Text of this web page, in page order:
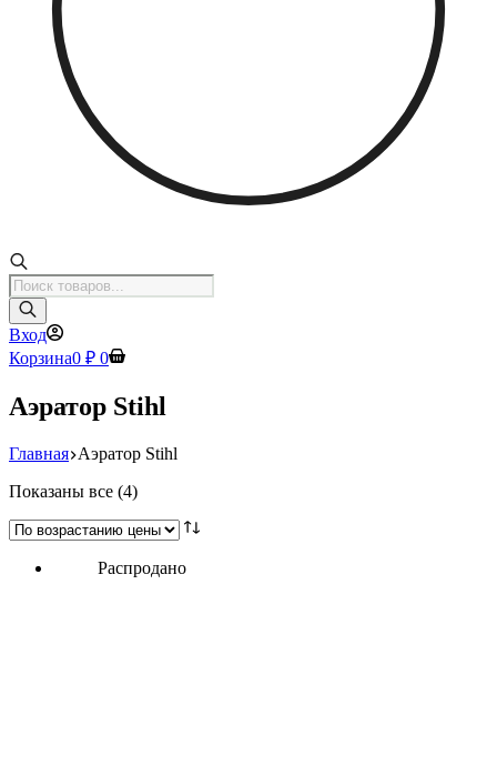
Поиск
товаров
Вход
Корзина0 ₽ 0
Аэратор Stihl
Главная Аэратор Stihl
Показаны все (4)Цены:
возрастанию
Распродано